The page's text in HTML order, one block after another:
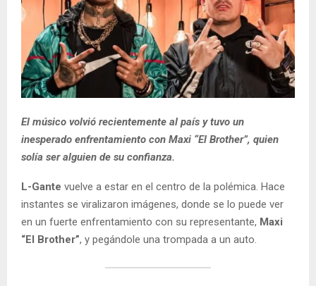
El músico volvió recientemente al país y tuvo un
inesperado enfrentamiento con Maxi “El Brother”, quien
solía ser alguien de su confianza.
L-Gante vuelve a estar en el centro de la polémica. Hace
instantes se viralizaron imágenes, donde se lo puede ver
en un fuerte enfrentamiento con su representante, Maxi
“El Brother”, y pegándole una trompada a un auto.